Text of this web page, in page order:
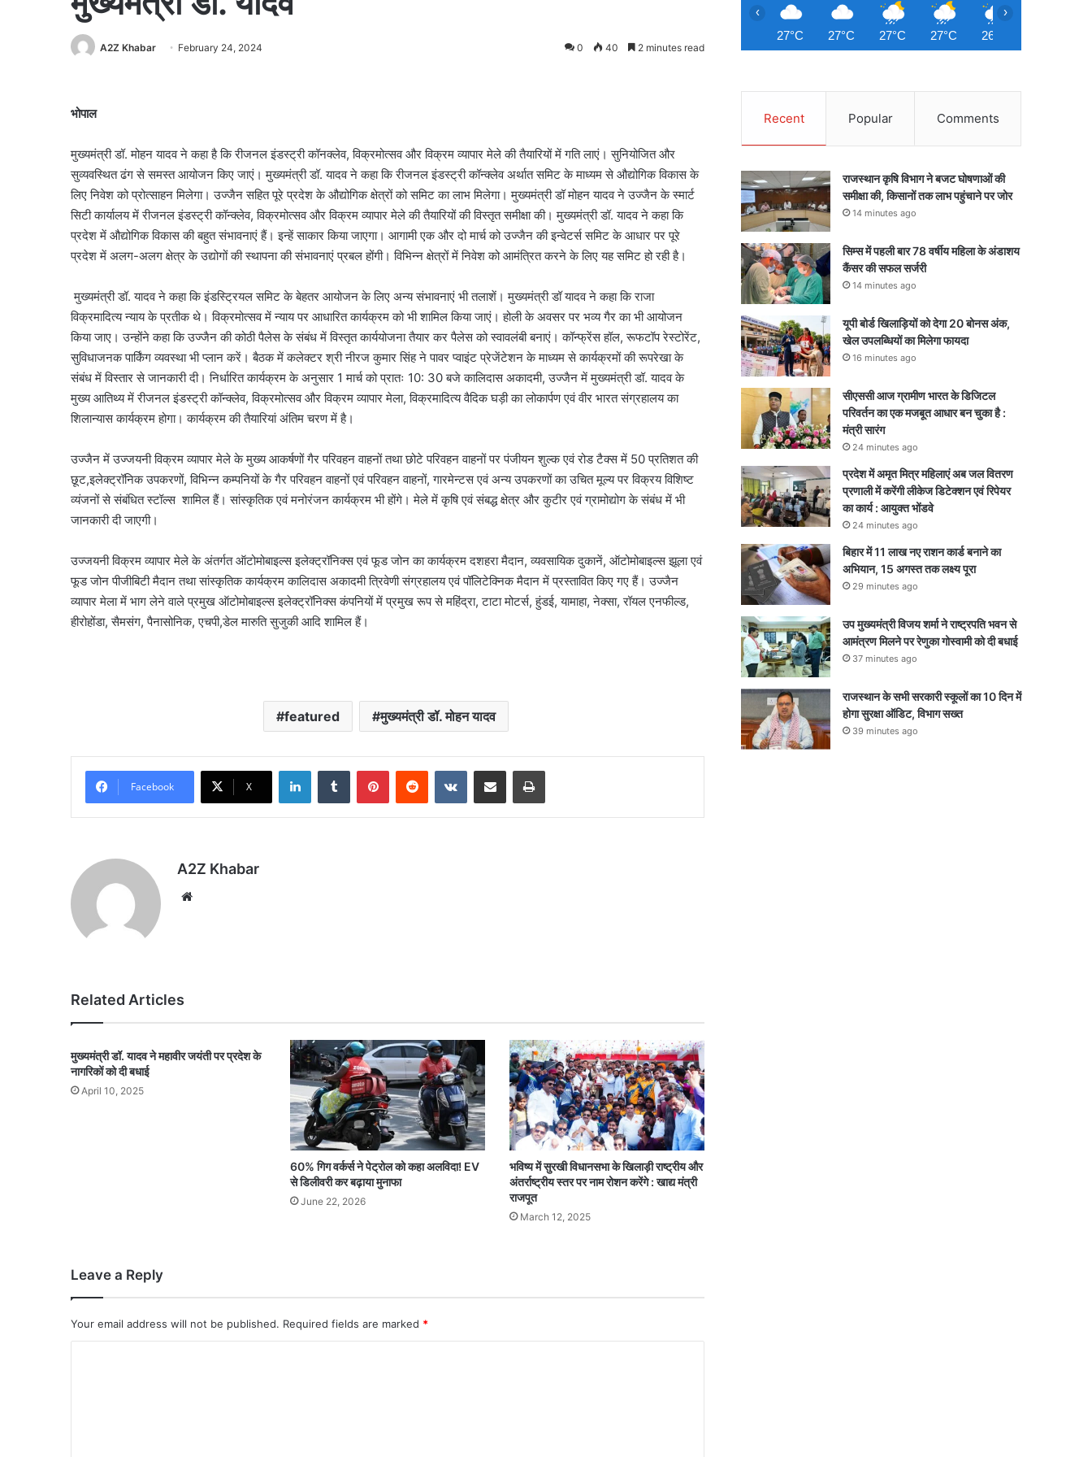
A2Z Khabar February 24, 2024 0 40 2 minutes read
भोपाल
मुख्यमंत्री डॉ. मोहन यादव ने कहा है कि रीजनल इंडस्ट्री कॉनक्लेव, विक्रमोत्सव और विक्रम व्यापार मेले की तैयारियों में गति लाएं। सुनियोजित और
सुव्यवस्थित ढंग से समस्त आयोजन किए जाएं। मुख्यमंत्री डॉ. यादव ने कहा कि रीजनल इंडस्ट्री कॉन्क्लेव अर्थात समिट के माध्यम से औद्योगिक विकास के
लिए निवेश को प्रोत्साहन मिलेगा। उज्जैन सहित पूरे प्रदेश के औद्योगिक क्षेत्रों को समिट का लाभ मिलेगा। मुख्यमंत्री डॉ मोहन यादव ने उज्जैन के स्मार्ट
सिटी कार्यालय में रीजनल इंडस्ट्री कॉन्क्लेव, विक्रमोत्सव और विक्रम व्यापार मेले की तैयारियों की विस्तृत समीक्षा की। मुख्यमंत्री डॉ. यादव ने कहा कि
प्रदेश में औद्योगिक विकास की बहुत संभावनाएं हैं। इन्हें साकार किया जाएगा। आगामी एक और दो मार्च को उज्जैन की इन्वेटर्स समिट के आधार पर पूरे
प्रदेश में अलग-अलग क्षेत्र के उद्योगों की स्थापना की संभावनाएं प्रबल होंगी। विभिन्न क्षेत्रों में निवेश को आमंत्रित करने के लिए यह समिट हो रही है।
मुख्यमंत्री डॉ. यादव ने कहा कि इंडस्ट्रियल समिट के बेहतर आयोजन के लिए अन्य संभावनाएं भी तलाशें। मुख्यमंत्री डॉ यादव ने कहा कि राजा
विक्रमादित्य न्याय के प्रतीक थे। विक्रमोत्सव में न्याय पर आधारित कार्यक्रम को भी शामिल किया जाएं। होली के अवसर पर भव्य गैर का भी आयोजन
किया जाए। उन्होंने कहा कि उज्जैन की कोठी पैलेस के संबंध में विस्तृत कार्ययोजना तैयार कर पैलेस को स्वावलंबी बनाएं। कॉन्फ्रेंस हॉल, रूफटॉप रेस्टोरेंट,
सुविधाजनक पार्किंग व्यवस्था भी प्लान करें। बैठक में कलेक्टर श्री नीरज कुमार सिंह ने पावर प्वाइंट प्रेजेंटेशन के माध्यम से कार्यक्रमों की रूपरेखा के
संबंध में विस्तार से जानकारी दी। निर्धारित कार्यक्रम के अनुसार 1 मार्च को प्रातः 10: 30 बजे कालिदास अकादमी, उज्जैन में मुख्यमंत्री डॉ. यादव के
मुख्य आतिथ्य में रीजनल इंडस्ट्री कॉन्क्लेव, विक्रमोत्सव और विक्रम व्यापार मेला, विक्रमादित्य वैदिक घड़ी का लोकार्पण एवं वीर भारत संग्रहालय का
शिलान्यास कार्यक्रम होगा। कार्यक्रम की तैयारियां अंतिम चरण में है।
उज्जैन में उज्जयनी विक्रम व्यापार मेले के मुख्य आकर्षणों गैर परिवहन वाहनों तथा छोटे परिवहन वाहनों पर पंजीयन शुल्क एवं रोड टैक्स में 50 प्रतिशत की
छूट,इलेक्ट्रॉनिक उपकरणों, विभिन्न कम्पनियों के गैर परिवहन वाहनों एवं परिवहन वाहनों, गारमेन्टस एवं अन्य उपकरणों का उचित मूल्य पर विक्रय विशिष्ट
व्यंजनों से संबंधित स्टॉल्स शामिल हैं। सांस्कृतिक एवं मनोरंजन कार्यक्रम भी होंगे। मेले में कृषि एवं संबद्ध क्षेत्र और कुटीर एवं ग्रामोद्योग के संबंध में भी
जानकारी दी जाएगी।
उज्जयनी विक्रम व्यापार मेले के अंतर्गत ऑटोमोबाइल्स इलेक्ट्रॉनिक्स एवं फूड जोन का कार्यक्रम दशहरा मैदान, व्यवसायिक दुकानें, ऑटोमोबाइल्स झूला एवं
फूड जोन पीजीबिटी मैदान तथा सांस्कृतिक कार्यक्रम कालिदास अकादमी त्रिवेणी संग्रहालय एवं पॉलिटेक्निक मैदान में प्रस्तावित किए गए हैं। उज्जैन
व्यापार मेला में भाग लेने वाले प्रमुख ऑटोमोबाइल्स इलेक्ट्रॉनिक्स कंपनियों में प्रमुख रूप से महिंद्रा, टाटा मोटर्स, हुंडई, यामाहा, नेक्सा, रॉयल एनफील्ड,
हीरोहोंडा, सैमसंग, पैनासोनिक, एचपी,डेल मारुति सुजुकी आदि शामिल हैं।
featured मुख्यमंत्री डॉ. मोहन यादव
Facebook X
LinkedInTumblr PinterestReddit VKontakteShare via Email Print
A2Z Khabar
Related Articles
मुख्यमंत्री डॉ. यादव ने महावीर जयंती पर प्रदेश के
नागरिकों को दी बधाई
April 10, 2025
60% गिग वर्कर्स ने पेट्रोल को कहा अलविदा! EV
से डिलीवरी कर बढ़ाया मुनाफा
June 22, 2026
भविष्य में सुरखी विधानसभा के खिलाड़ी राष्ट्रीय और
अंतर्राष्ट्रीय स्तर पर नाम रोशन करेंगे : खाद्य मंत्री
राजपूत
March 12, 2025
Leave a Reply
Your email address will not be published. Required fields are marked *
27°C 27°C 27°C 27°C 26°C
‹ ›
Recent Popular Comments
राजस्थान कृषि विभाग ने बजट घोषणाओं की
समीक्षा की, किसानों तक लाभ पहुंचाने पर जोर
14 minutes ago
सिम्स में पहली बार 78 वर्षीय महिला के अंडाशय
कैंसर की सफल सर्जरी
14 minutes ago
यूपी बोर्ड खिलाड़ियों को देगा 20 बोनस अंक,
खेल उपलब्धियों का मिलेगा फायदा
16 minutes ago
सीएससी आज ग्रामीण भारत के डिजिटल
परिवर्तन का एक मजबूत आधार बन चुका है :
मंत्री सारंग
24 minutes ago
प्रदेश में अमृत मित्र महिलाएं अब जल वितरण
प्रणाली में करेंगी लीकेज डिटेक्शन एवं रिपेयर
का कार्य : आयुक्त भोंडवे
24 minutes ago
बिहार में 11 लाख नए राशन कार्ड बनाने का
अभियान, 15 अगस्त तक लक्ष्य पूरा
29 minutes ago
उप मुख्यमंत्री विजय शर्मा ने राष्ट्रपति भवन से
आमंत्रण मिलने पर रेणुका गोस्वामी को दी बधाई
37 minutes ago
राजस्थान के सभी सरकारी स्कूलों का 10 दिन में
होगा सुरक्षा ऑडिट, विभाग सख्त
39 minutes ago